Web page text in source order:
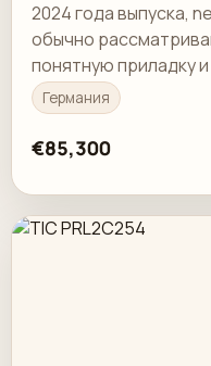
2024 года выпуска,
обычно
понятную приладку
Германия
€85,300